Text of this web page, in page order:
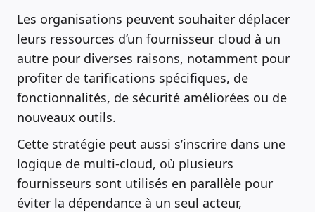
Les organisations peuvent souhaiter déplacer
leurs ressources d’un fournisseur cloud à un
autre pour diverses raisons, notamment pour
profiter de tarifications spécifiques, de
fonctionnalités, de sécurité améliorées ou de
nouveaux outils.
Cette stratégie peut aussi s’inscrire dans une
logique de multi-cloud, où plusieurs
fournisseurs sont utilisés en parallèle pour
éviter la dépendance à un seul acteur,